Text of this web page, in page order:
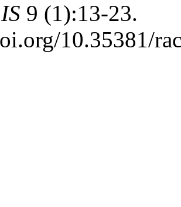
9 (1):13-23.
10.35381/